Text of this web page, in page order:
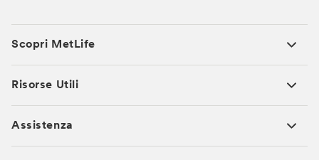
Scopri MetLife
Risorse Utili
Assistenza